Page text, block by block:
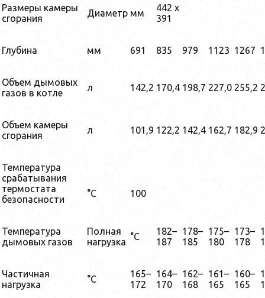
Размеры камеры
сгорания
Диаметр мм
442 x
391
Глубина мм 691 835 979 1123 1267
Объем дымовых
газов в котле
л 142,2 170,4 198,7 227,0 255,2
Объем камеры
сгорания
л 101,9 122,2 142,4 162,7 182,9
Температура
срабатывания
термостата
безопасности
°C 100
Температура
дымовых газов
Полная
нагрузка °C
182–
187
178–
185
175–
180
173–
178
Частичная
нагрузка
°C
165–
172
164–
170
162–
168
161–
165
160–
165